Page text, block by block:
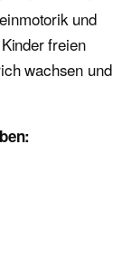
und
freien
wachsen und